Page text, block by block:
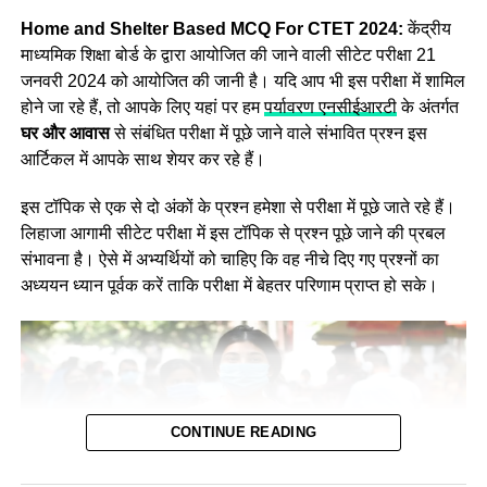
जाएगी।
Home and Shelter Based MCQ For CTET 2024: केंद्रीय
माध्यमिक शिक्षा बोर्ड के द्वारा आयोजित की जाने वाली सीटेट परीक्षा 21
जनवरी 2024 को आयोजित की जानी है। यदि आप भी इस परीक्षा में शामिल
होने जा रहे हैं, तो आपके लिए यहां पर हमपर्यावरण एनसीईआरटीके अंतर्गत
घर और आवाससे संबंधित परीक्षा में पूछे जाने वाले संभावित प्रश्न इस
आर्टिकल में आपके साथ शेयर कर रहे हैं।
इस टॉपिक से एक से दो अंकों के प्रश्न हमेशा से परीक्षा में पूछे जाते रहे हैं।
लिहाजा आगामी सीटेट परीक्षा में इस टॉपिक से प्रश्न पूछे जाने की प्रबल
संभावना है। ऐसे में अभ्यर्थियों को चाहिए कि वह नीचे दिए गए प्रश्नों का
अध्ययन ध्यान पूर्वक करें ताकि परीक्षा में बेहतर परिणाम प्राप्त हो सके।
CONTINUE READING